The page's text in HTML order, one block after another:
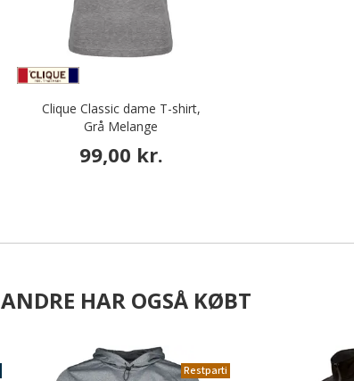
Clique Classic dame T-shirt,
Grå Melange
99,00 kr.
ANDRE HAR OGSÅ KØBT
Restparti